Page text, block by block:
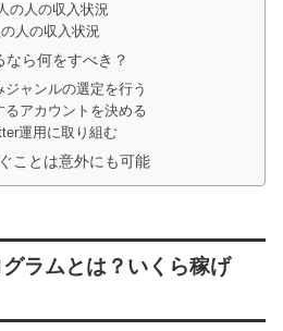
の人の収入状況
人の収入状況
ら何をすべき？
ャンルの選定を行う
アカウントを決める
運用に取り組む
ことは意外にも可能
ラムとは？いくら稼げ